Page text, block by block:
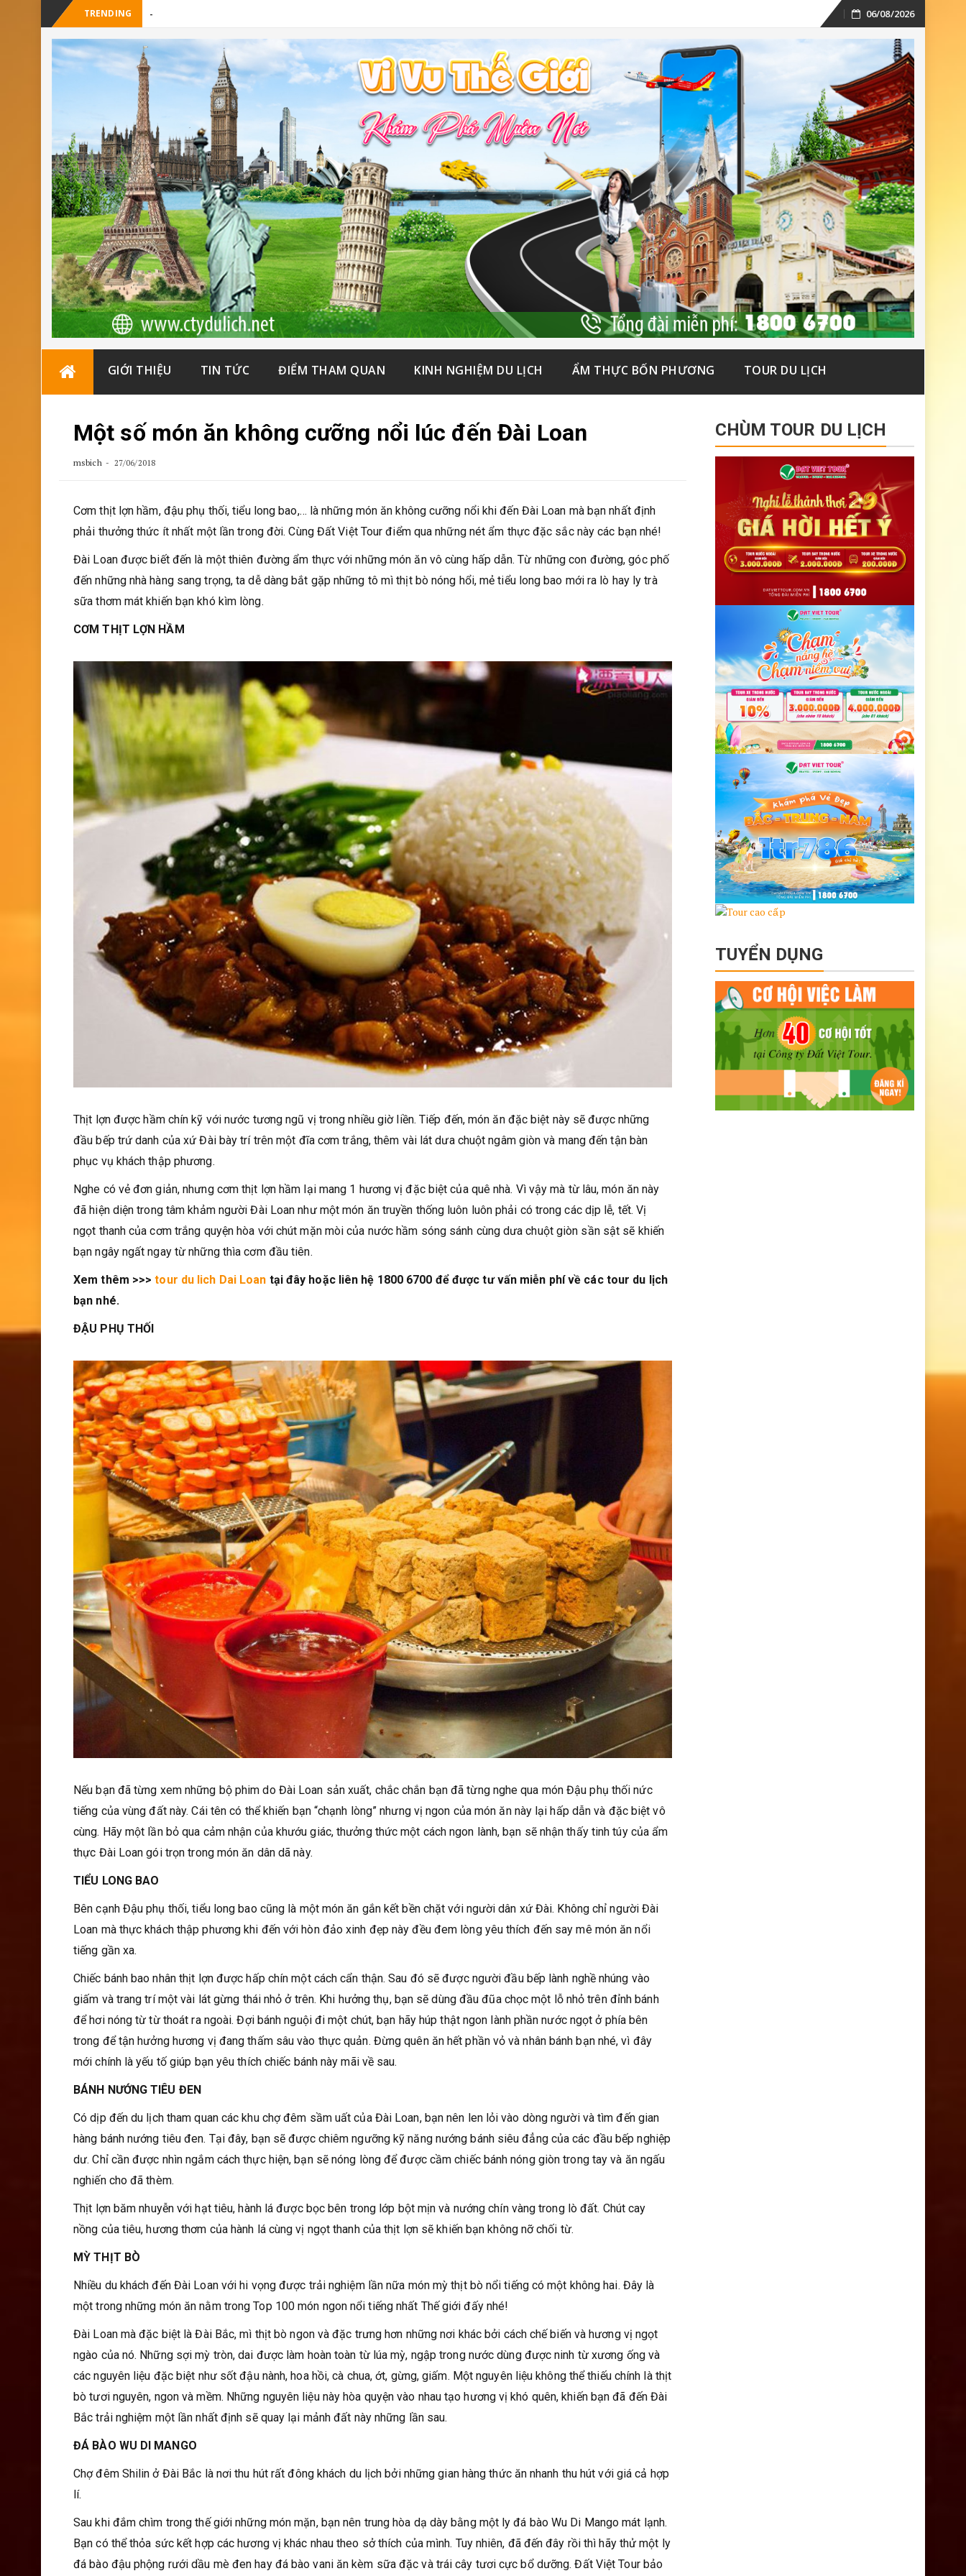
TRENDING Cây Ráy khổng lồ tại vườn Quốc gi
Skip
content
06/08/2026
GIỚI THIỆU TIN TỨC ĐIỂM THAM QUAN KINH NGHIỆM DU LỊCH ẨM THỰC BỐN PHƯƠNG TOUR DU LỊCH
Một số món ăn không cưỡng nổi lúc đến Đài Loan
msbich 27/06/2018
Cơm thịt lợn hầm, đậu phụ thối, tiểu long bao,… là những món ăn không cưỡng nổi khi đến Đài Loan mà bạn nhất định
phải thưởng thức ít nhất một lần trong đời. Cùng Đất Việt Tour điểm qua những nét ẩm thực đặc sắc này các bạn nhé!
Đài Loan được biết đến là một thiên đường ẩm thực với những món ăn vô cùng hấp dẫn. Từ những con đường, góc phố
đến những nhà hàng sang trọng, ta dễ dàng bắt gặp những tô mì thịt bò nóng hổi, mẻ tiểu long bao mới ra lò hay ly trà
sữa thơm mát khiến bạn khó kìm lòng.
CƠM THỊT LỢN HẦM
Thịt lợn được hầm chín kỹ với nước tương ngũ vị trong nhiều giờ liền. Tiếp đến, món ăn đặc biệt này sẽ được những
đầu bếp trứ danh của xứ Đài bày trí trên một đĩa cơm trắng, thêm vài lát dưa chuột ngâm giòn và mang đến tận bàn
phục vụ khách thập phương.
Nghe có vẻ đơn giản, nhưng cơm thịt lợn hầm lại mang 1 hương vị đặc biệt của quê nhà. Vì vậy mà từ lâu, món ăn này
đã hiện diện trong tâm khảm người Đài Loan như một món ăn truyền thống luôn luôn phải có trong các dịp lễ, tết. Vị
ngọt thanh của cơm trắng quyện hòa với chút mặn mòi của nước hầm sóng sánh cùng dưa chuột giòn sần sật sẽ khiến
bạn ngây ngất ngay từ những thìa cơm đầu tiên.
Xem thêm >>>tour du lich Dai Loan tại đây hoặc liên hệ 1800 6700 để được tư vấn miễn phí về các tour du lịch
bạn nhé.
ĐẬU PHỤ THỐI
Nếu bạn đã từng xem những bộ phim do Đài Loan sản xuất, chắc chắn bạn đã từng nghe qua món Đậu phụ thối nức
tiếng của vùng đất này. Cái tên có thể khiến bạn “chạnh lòng” nhưng vị ngon của món ăn này lại hấp dẫn và đặc biệt vô
cùng. Hãy một lần bỏ qua cảm nhận của khướu giác, thưởng thức một cách ngon lành, bạn sẽ nhận thấy tinh túy của ẩm
thực Đài Loan gói trọn trong món ăn dân dã này.
TIỂU LONG BAO
Bên cạnh Đậu phụ thối, tiểu long bao cũng là một món ăn gắn kết bền chặt với người dân xứ Đài. Không chỉ người Đài
Loan mà thực khách thập phương khi đến với hòn đảo xinh đẹp này đều đem lòng yêu thích đến say mê món ăn nổi
tiếng gần xa.
Chiếc bánh bao nhân thịt lợn được hấp chín một cách cẩn thận. Sau đó sẽ được người đầu bếp lành nghề nhúng vào
giấm và trang trí một vài lát gừng thái nhỏ ở trên. Khi hưởng thụ, bạn sẽ dùng đầu đũa chọc một lỗ nhỏ trên đỉnh bánh
để hơi nóng từ từ thoát ra ngoài. Đợi bánh nguội đi một chút, bạn hãy húp thật ngon lành phần nước ngọt ở phía bên
trong để tận hưởng hương vị đang thấm sâu vào thực quản. Đừng quên ăn hết phần vỏ và nhân bánh bạn nhé, vì đây
mới chính là yếu tố giúp bạn yêu thích chiếc bánh này mãi về sau.
BÁNH NƯỚNG TIÊU ĐEN
Có dịp đến du lịch tham quan các khu chợ đêm sầm uất của Đài Loan, bạn nên len lỏi vào dòng người và tìm đến gian
hàng bánh nướng tiêu đen. Tại đây, bạn sẽ được chiêm ngưỡng kỹ năng nướng bánh siêu đẳng của các đầu bếp nghiệp
dư. Chỉ cần được nhìn ngắm cách thực hiện, bạn sẽ nóng lòng để được cầm chiếc bánh nóng giòn trong tay và ăn ngấu
nghiến cho đã thèm.
Thịt lợn băm nhuyễn với hạt tiêu, hành lá được bọc bên trong lớp bột mịn và nướng chín vàng trong lò đất. Chút cay
nồng của tiêu, hương thơm của hành lá cùng vị ngọt thanh của thịt lợn sẽ khiến bạn không nỡ chối từ.
MỲ THỊT BÒ
Nhiều du khách đến Đài Loan với hi vọng được trải nghiệm lần nữa món mỳ thịt bò nổi tiếng có một không hai. Đây là
một trong những món ăn nằm trong Top 100 món ngon nổi tiếng nhất Thế giới đấy nhé!
Đài Loan mà đặc biệt là Đài Bắc, mì thịt bò ngon và đặc trưng hơn những nơi khác bởi cách chế biến và hương vị ngọt
ngào của nó. Những sợi mỳ tròn, dai được làm hoàn toàn từ lúa mỳ, ngập trong nước dùng được ninh từ xương ống và
các nguyên liệu đặc biệt như sốt đậu nành, hoa hồi, cà chua, ớt, gừng, giấm. Một nguyên liệu không thể thiếu chính là thịt
bò tươi nguyên, ngon và mềm. Những nguyên liệu này hòa quyện vào nhau tạo hương vị khó quên, khiến bạn đã đến Đài
Bắc trải nghiệm một lần nhất định sẽ quay lại mảnh đất này những lần sau.
ĐÁ BÀO WU DI MANGO
Chợ đêm Shilin ở Đài Bắc là nơi thu hút rất đông khách du lịch bởi những gian hàng thức ăn nhanh thu hút với giá cả hợp
lí.
Sau khi đắm chìm trong thế giới những món mặn, bạn nên trung hòa dạ dày bằng một ly đá bào Wu Di Mango mát lạnh.
Bạn có thể thỏa sức kết hợp các hương vị khác nhau theo sở thích của mình. Tuy nhiên, đã đến đây rồi thì hãy thử một ly
đá bào đậu phộng rưới dầu mè đen hay đá bào vani ăn kèm sữa đặc và trái cây tươi cực bổ dưỡng. Đất Việt Tour bảo
CHÙM TOUR DU LỊCH
TUYỂN DỤNG